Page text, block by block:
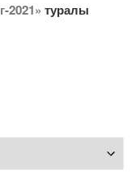
2021» туралы